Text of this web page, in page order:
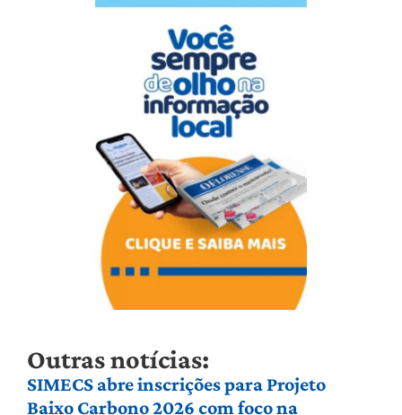
Outras notícias:
SIMECS abre inscrições para Projeto
Baixo Carbono 2026 com foco na